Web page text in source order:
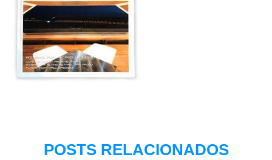
POSTS RELACIONADOS